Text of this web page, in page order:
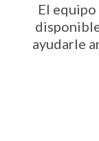
El
ayudarle